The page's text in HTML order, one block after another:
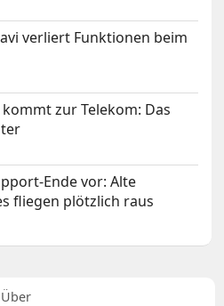
verliert Funktionen beim
zur Telekom: Das
Ende vor: Alte
fliegen plötzlich raus
Über